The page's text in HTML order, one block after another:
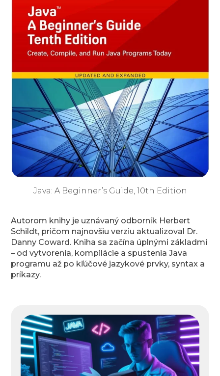
Java: A Beginner’s Guide, 10th Edition
Autorom knihy je uznávaný odborník Herbert
Schildt, pričom najnovšiu verziu aktualizoval Dr.
Danny Coward. Kniha sa začína úplnými základmi
– od vytvorenia, kompilácie a spustenia Java
programu až po kľúčové jazykové prvky, syntax a
príkazy.